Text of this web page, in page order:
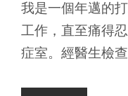
我是一個年邁的
工作，直至痛得
症室。經醫生檢